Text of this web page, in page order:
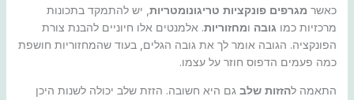
כאשר מגרפים פונקציות טריגונומטריות, יש להתמקד בתכונות
מרכזיות כמו גובה ומחזוריות. אלמנטים אלו חיוניים להבנת צורת
הפונקציה. הגובה אומר לך את גובה הגלים, בעוד שהמחזוריות חושפת
כמה פעמים הדפוס חוזר על עצמו.
התאמה להזזות שלבגם היא חשובה. הזזת שלב יכולה לשנות היכן